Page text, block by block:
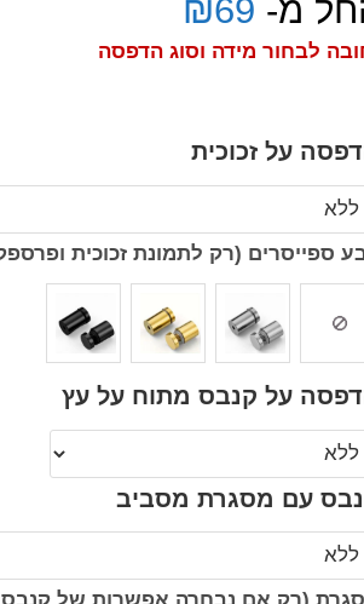
מ- ₪69
לבחור מידה וסוג הדפסה
על זכוכית
ספייסרים (רק לתמונת זכוכית
על קנבס מתוח על עץ
עם מסגרת מסביב